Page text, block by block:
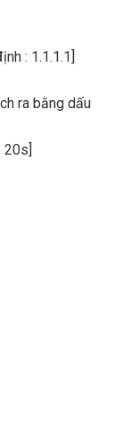
: 1.1.1.1]
ra bằng dấu
20s]